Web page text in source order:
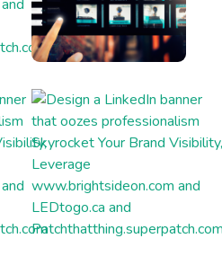
in a different voice and
readers.